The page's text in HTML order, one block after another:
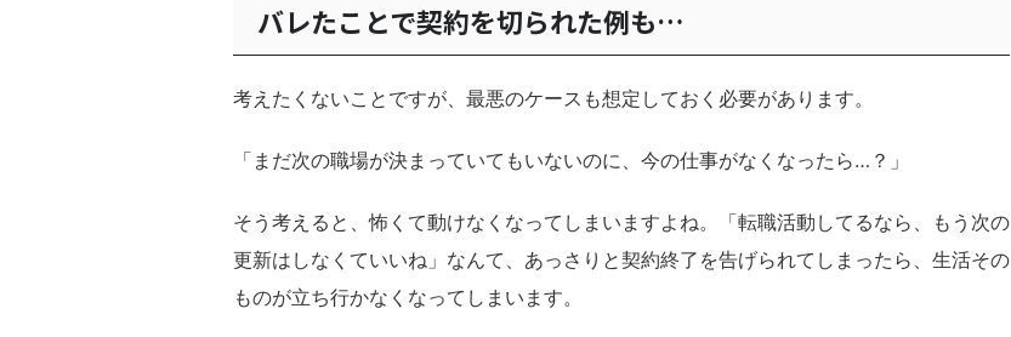
バレたことで契約を切られた例も…
考えたくないことですが、最悪のケースも想定しておく必要があります。
「まだ次の職場が決まっていてもいないのに、今の仕事がなくなったら…？」
そう考えると、怖くて動けなくなってしまいますよね。「転職活動してるなら、もう次の
更新はしなくていいね」なんて、あっさりと契約終了を告げられてしまったら、生活その
ものが立ち行かなくなってしまいます。